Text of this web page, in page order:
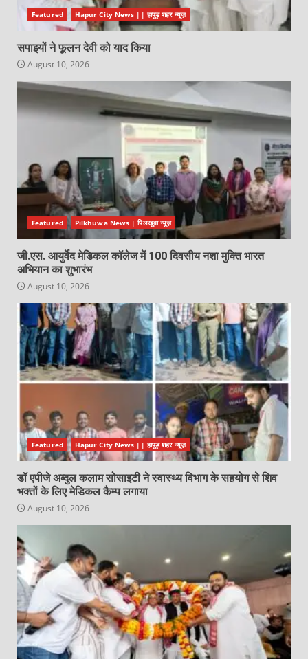
Featured Hapur City News || हापुड़ शहर न्यूज़
सपाइयों ने फूलन देवी को याद किया
August 10, 2026
Featured Pilkhuwa News | पिलखुवा न्यूज़
जी.एस. आयुर्वेद मेडिकल कॉलेज में 100 दिवसीय नशा मुक्ति भारत
अभियान का शुभारंभ
August 10, 2026
Featured Hapur City News || हापुड़ शहर न्यूज़
डॉ एपीजे अब्दुल कलाम सोसाइटी ने स्वास्थ्य विभाग के सहयोग से शिव
भक्तों के लिए मेडिकल कैम्प लगाया
August 10, 2026